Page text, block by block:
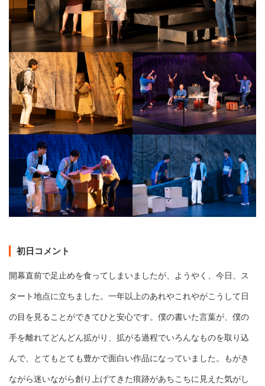
初日コメント
開幕直前で足止めを食ってしまいましたが、ようやく、今日、ス
タート地点に立ちました。一年以上のあれやこれやがこうして日
の目を見ることができてひと安心です。僕の書いた言葉が、僕の
手を離れてどんどん拡がり、拡がる過程でいろんなものを取り込
んで、とてもとても豊かで面白い作品になっていました。もがき
ながら迷いながら創り上げてきた痕跡があちこちに見えた気がし